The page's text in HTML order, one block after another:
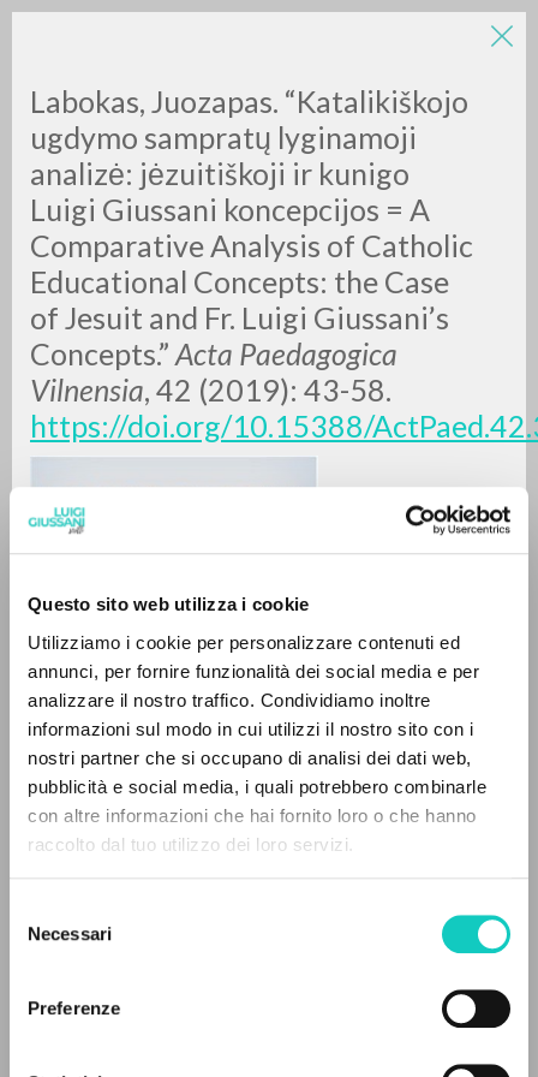
Questo sito web utilizza i cookie
Utilizziamo i cookie per personalizzare contenuti ed
annunci, per fornire funzionalità dei social media e per
analizzare il nostro traffico. Condividiamo inoltre
informazioni sul modo in cui utilizzi il nostro sito con i
nostri partner che si occupano di analisi dei dati web,
pubblicità e social media, i quali potrebbero combinarle
con altre informazioni che hai fornito loro o che hanno
raccolto dal tuo utilizzo dei loro servizi.
delNecessari
Preferenze
Labokas, Juozapas. “Katalikiškojo
ugdymo sampratų lyginamoji
analizė: jėzuitiškoji ir kunigo
Luigi Giussani koncepcijos = A
Comparative Analysis of Catholic
Educational Concepts: the Case
of Jesuit and Fr. Luigi Giussani’s
Concepts.” Acta Paedagogica
Vilnensia, 42 (2019): 43-58.
https://doi.org/10.15388/
2019
LUIGI
GIUSSANI
scritti
0RESULTS FOUND
MORE RESULTS